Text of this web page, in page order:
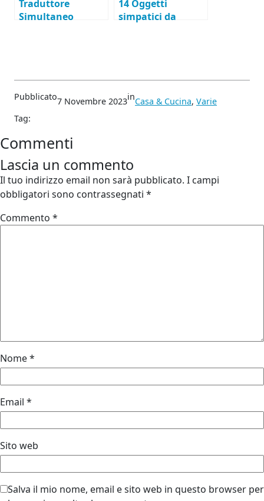
Traduttore
Simultaneo
14 Oggetti
simpatici da
Pubblicato7 Novembre 2023inCasa & Cucina, Varie
Tag:
Commenti
Lascia un commento
Il tuo indirizzo email non sarà pubblicato. I campi
obbligatori sono contrassegnati *
Commento *
Nome*
Email *
Sito web
Salva il mio nome, email e sito web in questo browser per